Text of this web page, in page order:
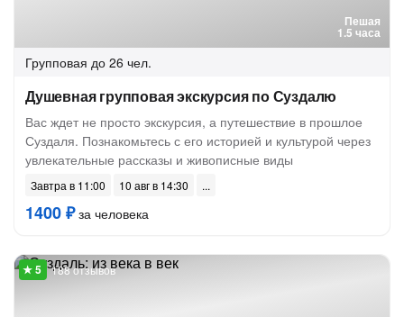
Пешая
1.5 часа
Групповая до 26 чел.
Душевная групповая экскурсия по Суздалю
Вас ждет не просто экскурсия, а путешествие в прошлое
Суздаля. Познакомьтесь с его историей и культурой через
увлекательные рассказы и живописные виды
Завтра в 11:00 10 авг в 14:30
1400 ₽за человека
188 отзывов